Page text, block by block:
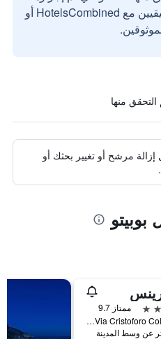
بواسطة مستخدمين حقيقيين مع HotelsCombined أو
إزالة مرشح أو تغيير بحثك أو
ممتاز 9.7
Via Cristoforo Colombo 30, بوسيتانو, مقاطعة ساليرنو, إيطاليا